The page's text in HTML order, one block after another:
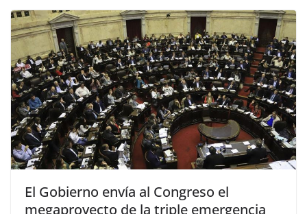
El Gobierno envía al Congreso el
megaproyecto de la triple emergencia